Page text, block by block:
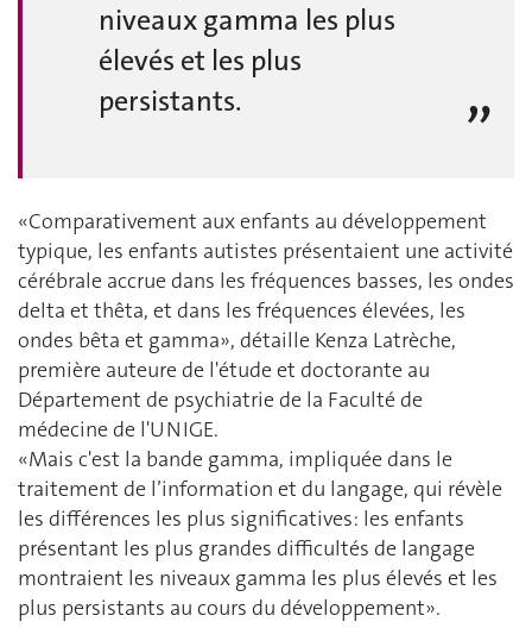
niveaux gamma les plus
élevés et les plus
persistants.
«Comparativement aux enfants au développement
typique, les enfants autistes présentaient une activité
cérébrale accrue dans les fréquences basses, les ondes
delta et thêta, et dans les fréquences élevées, les
ondes bêta et gamma», détaille Kenza Latrèche,
première auteure de l'étude et doctorante au
Département de psychiatrie de la Faculté de
médecine de l'UNIGE.
«Mais c'est la bande gamma, impliquée dans le
traitement de l’information et du langage, qui révèle
les différences les plus significatives: les enfants
présentant les plus grandes difficultés de langage
montraient les niveaux gamma les plus élevés et les
plus persistants au cours du développement».